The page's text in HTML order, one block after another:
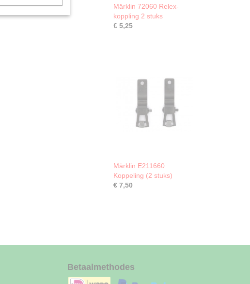
Märklin 72060 Relex-
koppling 2 stuks
€ 5,25
Märklin E211660
Koppeling (2 stuks)
€ 7,50
Betaalmethodes